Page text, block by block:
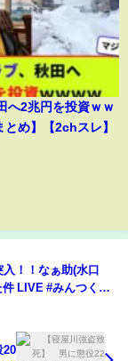
へ2兆円を投資ｗｗ
とめ】【2chスレ】
！！なぁ助(水口
LIVE #みんつく党
20